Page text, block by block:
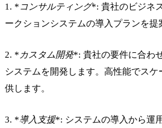
1. *コンサルティング*: 貴社のビジネ
ークションシステムの導入プランを提
2. * カスタム開発*: 貴社の要件に合わ
システムを開発します。高性能でス
供します。
3. *導入支援*: システムの導入から運